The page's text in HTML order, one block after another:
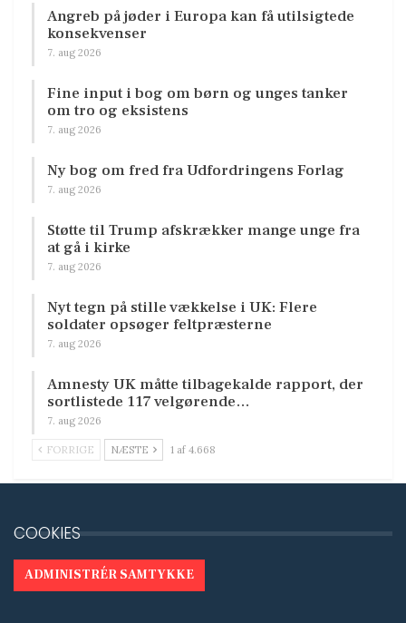
Angreb på jøder i Europa kan få utilsigtede
konsekvenser
7. aug 2026
Fine input i bog om børn og unges tanker
om tro og eksistens
7. aug 2026
Ny bog om fred fra Udfordringens Forlag
7. aug 2026
Støtte til Trump afskrækker mange unge fra
at gå i kirke
7. aug 2026
Nyt tegn på stille vækkelse i UK: Flere
soldater opsøger feltpræsterne
7. aug 2026
Amnesty UK måtte tilbagekalde rapport, der
sortlistede 117 velgørende…
7. aug 2026
FORRIGE NÆSTE 1 af 4.668
COOKIES
ADMINISTRÉR SAMTYKKE